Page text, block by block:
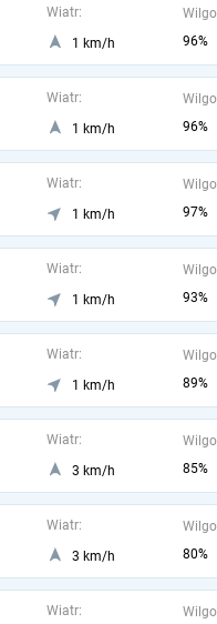
Wiatr:
1 km/h
96%
Wiatr:
1 km/h
96%
Wiatr:
1 km/h
97%
Wiatr:
1 km/h
93%
Wiatr:
1 km/h
89%
Wiatr:
3 km/h
85%
Wiatr:
3 km/h
80%
Wiatr: